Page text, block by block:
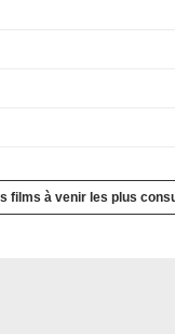
films à venir les plus